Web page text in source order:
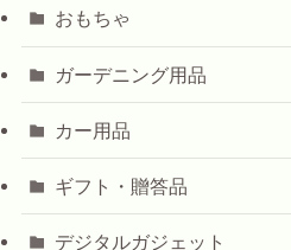
おもちゃ
ガーデニング用品
カー用品
ギフト・贈答品
デジタルガジェット